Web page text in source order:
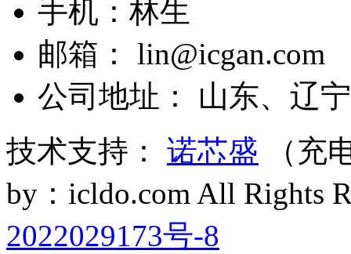
手机：林生
邮箱： lin@icgan.com
公司地址： 山东、辽宁
技术支持： 诺芯盛 （充
by：icldo.com All Rights
2022029173号-8